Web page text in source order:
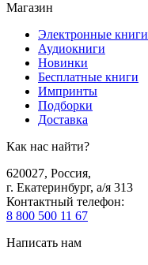
Магазин
Электронные книги
Аудиокниги
Новинки
Бесплатные книги
Импринты
Подборки
Доставка
Как нас найти?
620027, Россия,
г. Екатеринбург, а/я 313
Контактный телефон:
8 800 500 11 67
Написать нам